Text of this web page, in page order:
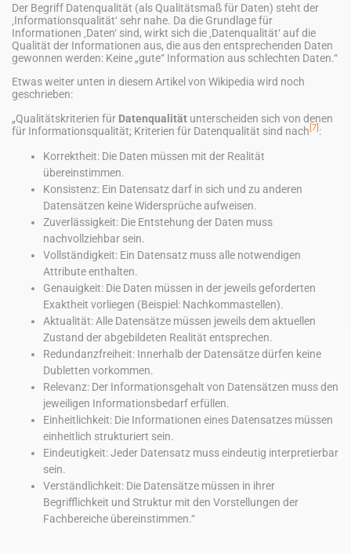
Der Begriff Datenqualität (als Qualitätsmaß für Daten) steht der
‚Informationsqualität‘ sehr nahe. Da die Grundlage für
Informationen ‚Daten‘ sind, wirkt sich die ‚Datenqualität‘ auf die
Qualität der Informationen aus, die aus den entsprechenden Daten
gewonnen werden: Keine „gute“ Information aus schlechten Daten.“
Etwas weiter unten in diesem Artikel von Wikipedia wird noch
geschrieben:
„Qualitätskriterien für Datenqualität unterscheiden sich von denen
für Informationsqualität; Kriterien für Datenqualität sind nach [7] :
Korrektheit: Die Daten müssen mit der Realität
übereinstimmen.
Konsistenz: Ein Datensatz darf in sich und zu anderen
Datensätzen keine Widersprüche aufweisen.
Zuverlässigkeit: Die Entstehung der Daten muss
nachvollziehbar sein.
Vollständigkeit: Ein Datensatz muss alle notwendigen
Attribute enthalten.
Genauigkeit: Die Daten müssen in der jeweils geforderten
Exaktheit vorliegen (Beispiel: Nachkommastellen).
Aktualität: Alle Datensätze müssen jeweils dem aktuellen
Zustand der abgebildeten Realität entsprechen.
Redundanzfreiheit: Innerhalb der Datensätze dürfen keine
Dubletten vorkommen.
Relevanz: Der Informationsgehalt von Datensätzen muss den
jeweiligen Informationsbedarf erfüllen.
Einheitlichkeit: Die Informationen eines Datensatzes müssen
einheitlich strukturiert sein.
Eindeutigkeit: Jeder Datensatz muss eindeutig interpretierbar
sein.
Verständlichkeit: Die Datensätze müssen in ihrer
Begrifflichkeit und Struktur mit den Vorstellungen der
Fachbereiche übereinstimmen.“